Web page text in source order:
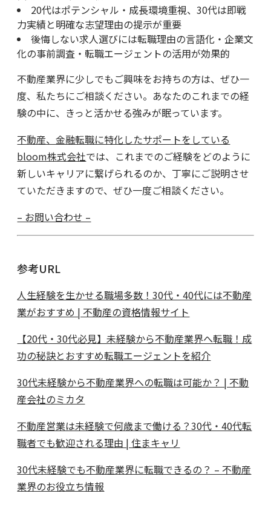
20代はポテンシャル・成長環境重視、30代は即戦
力実績と明確な志望理由の提示が重要
後悔しない求人選びには転職理由の言語化・企業文
化の事前調査・転職エージェントの活用が効果的
不動産業界に少しでもご興味をお持ちの方は、ぜひ一
度、私たちにご相談ください。あなたのこれまでの経
験の中に、きっと活かせる強みが眠っています。
不動産、金融転職に特化したサポートをしている
bloom株式会社では、これまでのご経験をどのように
新しいキャリアに繋げられるのか、丁寧にご説明させ
ていただきますので、ぜひ一度ご相談ください。
– お問い合わせ –
参考URL
人生経験を生かせる職場多数！30代・40代には不動産
業がおすすめ | 不動産の資格情報サイト
【20代・30代必見】未経験から不動産業界へ転職！成
功の秘訣とおすすめ転職エージェントを紹介
30代未経験から不動産業界への転職は可能か？ | 不動
産会社のミカタ
不動産営業は未経験で何歳まで働ける？30代・40代転
職者でも歓迎される理由 | 住まキャリ
30代未経験でも不動産業界に転職できるの？ – 不動産
業界のお役立ち情報